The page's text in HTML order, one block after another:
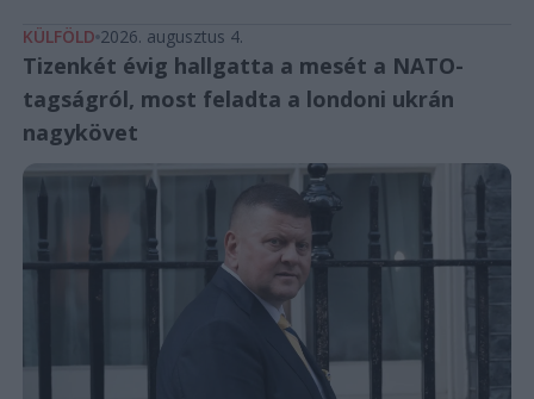
KÜLFÖLD 2026. augusztus 4.
Tizenkét évig hallgatta a mesét a NATO-
tagságról, most feladta a londoni ukrán
nagykövet